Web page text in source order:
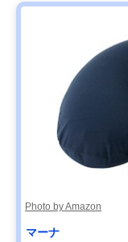
Photo by Amazon
マーナ